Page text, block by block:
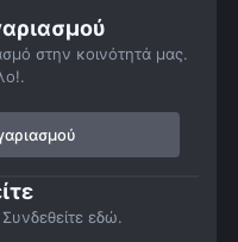
στην κοινότητά μας.
εδώ.